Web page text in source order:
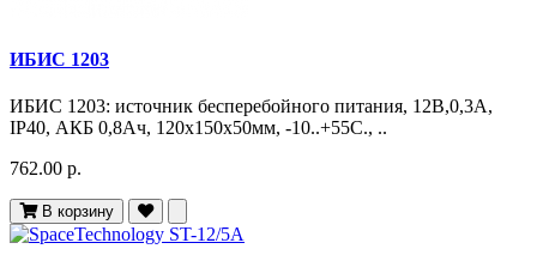
ИБИС 1203
ИБИС 1203: источник бесперебойного питания, 12В,0,3А,
IP40, АКБ 0,8Ач, 120х150х50мм, -10..+55С., ..
762.00 р.
В корзину